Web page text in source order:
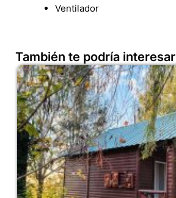
Ventilador
También te podría interesar